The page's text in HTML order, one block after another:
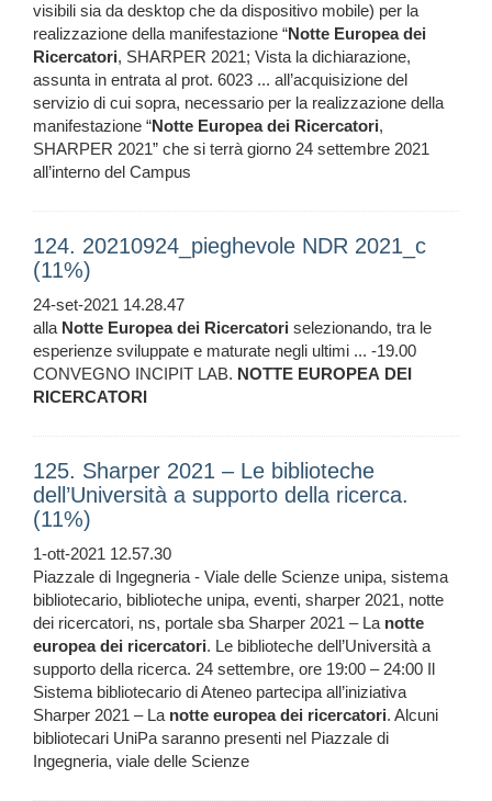
visibili sia da desktop che da dispositivo mobile) per la
realizzazione della manifestazione “Notte Europea dei
Ricercatori, SHARPER 2021; Vista la dichiarazione,
assunta in entrata al prot. 6023 ... all’acquisizione del
servizio di cui sopra, necessario per la realizzazione della
manifestazione “Notte Europea dei Ricercatori,
SHARPER 2021” che si terrà giorno 24 settembre 2021
all’interno del Campus
124. 20210924_pieghevole NDR 2021_c
(11%)
24-set-2021 14.28.47
alla Notte Europea dei Ricercatori selezionando, tra le
esperienze sviluppate e maturate negli ultimi ... -19.00
CONVEGNO INCIPIT LAB. NOTTE EUROPEA DEI
RICERCATORI
125. Sharper 2021 – Le biblioteche
dell’Università a supporto della ricerca.
(11%)
1-ott-2021 12.57.30
Piazzale di Ingegneria - Viale delle Scienze unipa, sistema
bibliotecario, biblioteche unipa, eventi, sharper 2021, notte
dei ricercatori, ns, portale sba Sharper 2021 – La notte
europea dei ricercatori. Le biblioteche dell’Università a
supporto della ricerca. 24 settembre, ore 19:00 – 24:00 Il
Sistema bibliotecario di Ateneo partecipa all’iniziativa
Sharper 2021 – La notte europea dei ricercatori. Alcuni
bibliotecari UniPa saranno presenti nel Piazzale di
Ingegneria, viale delle Scienze